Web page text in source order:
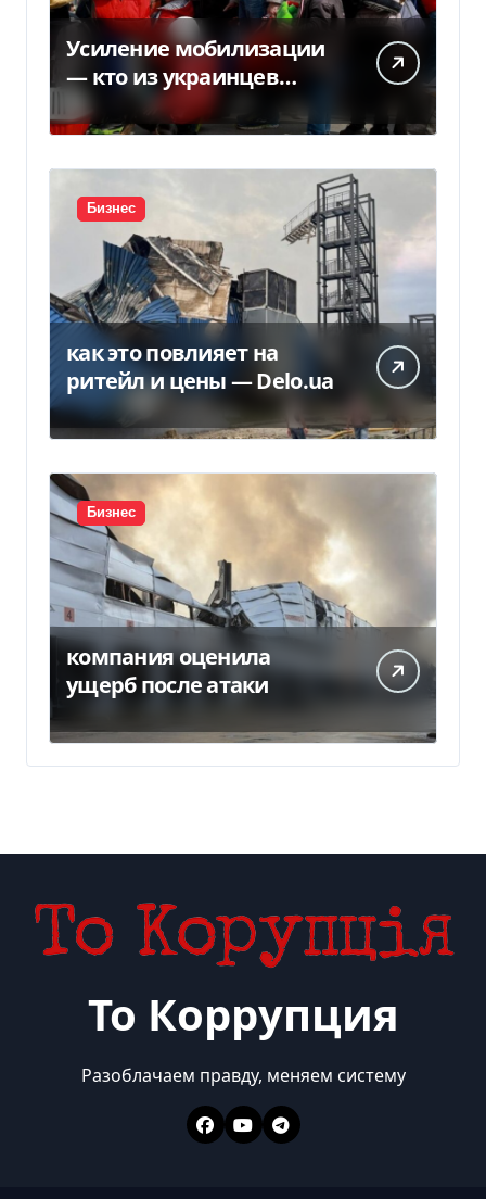
Усиление мобилизации
— кто из украинцев
потеряет право на
временную защиту в ЕС
Бизнес
как это повлияет на
ритейл и цены — Delo.ua
Бизнес
компания оценила
ущерб после атаки
То Коррупция
Разоблачаем правду, меняем систему